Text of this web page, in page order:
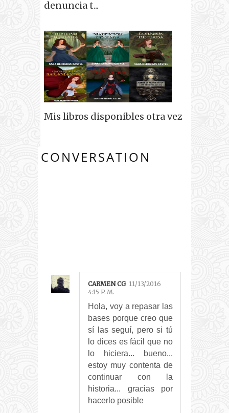
denuncia t...
Mis libros disponibles otra vez
CONVERSATION
CARMEN CG 11/13/2016
4:15 P. M.
Hola, voy a repasar las
bases porque creo que
sí las seguí, pero si tú
lo dices es fácil que no
lo hiciera... bueno...
estoy muy contenta de
continuar con la
historia... gracias por
hacerlo posible